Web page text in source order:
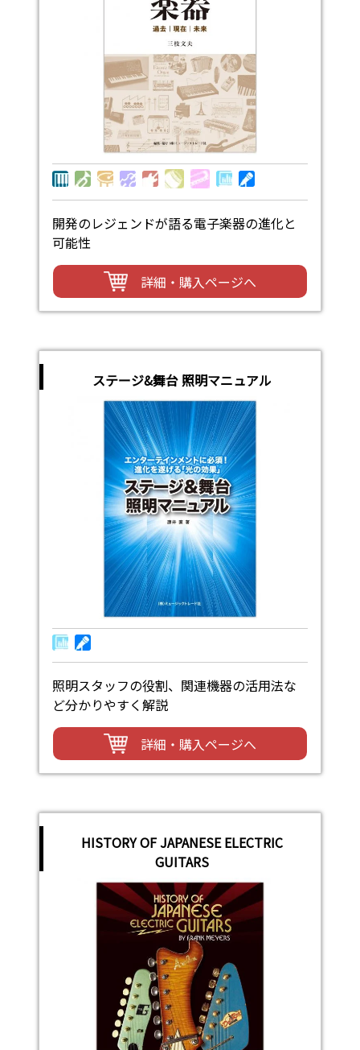
開発のレジェンドが語る電子楽器の進化と
可能性
詳細・購入ページへ
ステージ&舞台 照明マニュアル
照明スタッフの役割、関連機器の活用法な
ど分かりやすく解説
詳細・購入ページへ
HISTORY OF JAPANESE ELECTRIC
GUITARS